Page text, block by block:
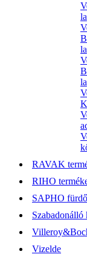
RAVAK
RIHO
SAPHO
Szabadonálló
Vizelde